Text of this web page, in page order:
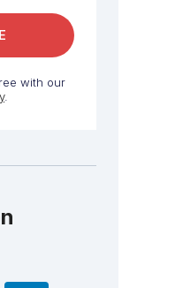
with our
.